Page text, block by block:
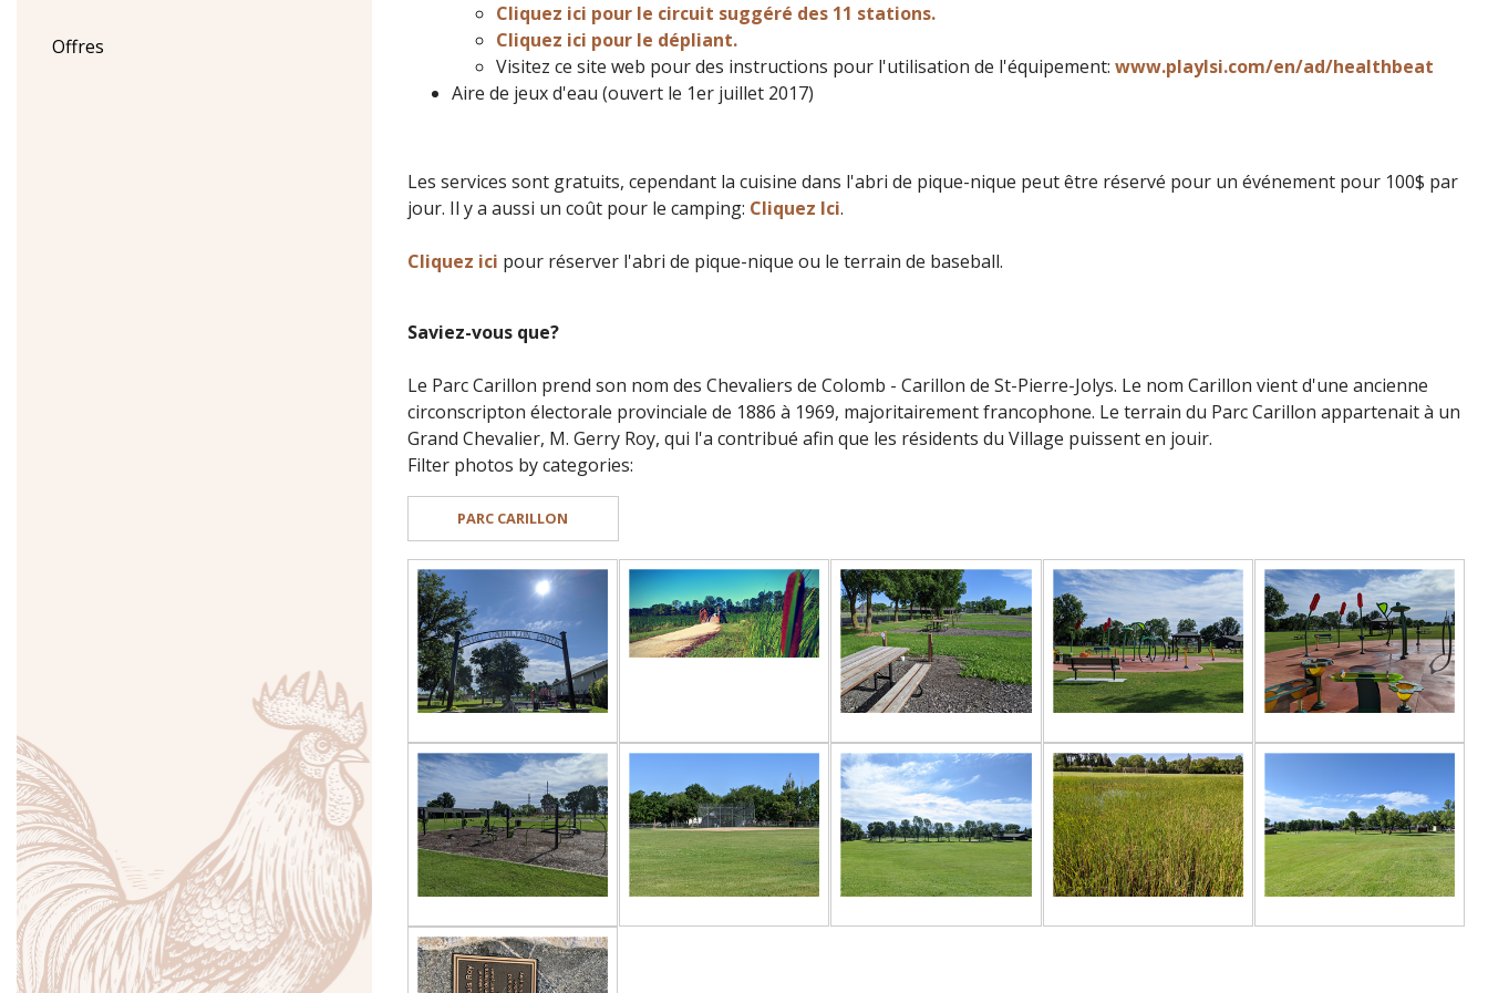
Offres
Cliquez ici pour le circuit suggéré des 11 stations.
Cliquez ici pour le dépliant.
Visitez ce site web pour des instructions pour l'utilisation de l'équipement: www.playlsi.com/en/ad/healthbeat
Aire de jeux d'eau (ouvert le 1er juillet 2017)
Les services sont gratuits, cependant la cuisine dans l'abri de pique-nique peut être réservé pour un événement pour 100$ par
jour. Il y a aussi un coût pour le camping: Cliquez Ici.
Cliquez ici pour réserver l'abri de pique-nique ou le terrain de baseball.
Saviez-vous que?
Le Parc Carillon prend son nom des Chevaliers de Colomb - Carillon de St-Pierre-Jolys. Le nom Carillon vient d'une ancienne
circonscripton électorale provinciale de 1886 à 1969, majoritairement francophone. Le terrain du Parc Carillon appartenait à un
Grand Chevalier, M. Gerry Roy, qui l'a contribué afin que les résidents du Village puissent en jouir.
Filter photos by categories:
PARC CARILLON